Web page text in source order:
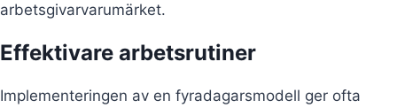
arbetsgivarvarumärket.
Effektivare arbetsrutiner
Implementeringen av en fyradagarsmodell ger ofta